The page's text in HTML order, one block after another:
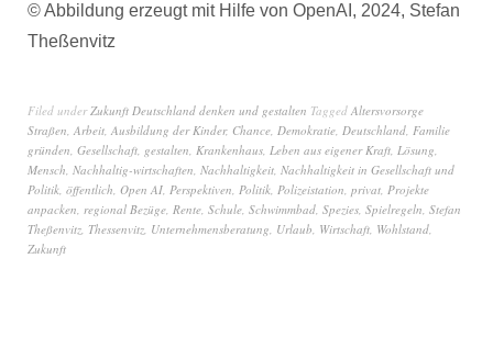
© Abbildung erzeugt mit Hilfe von OpenAI, 2024, Stefan
Theßenvitz
Filed underZukunft Deutschland denken und gestalten Tagged Altersvorsorge
Straßen, Arbeit, Ausbildung der Kinder, Chance, Demokratie, Deutschland, Familie
gründen, Gesellschaft, gestalten, Krankenhaus, Leben aus eigener Kraft, Lösung,
Mensch, Nachhaltig-wirtschaften, Nachhaltigkeit, Nachhaltigkeit in Gesellschaft und
Politik, öffentlich, Open AI, Perspektiven, Politik, Polizeistation, privat, Projekte
anpacken, regional Bezüge, Rente, Schule, Schwimmbad, Spezies, Spielregeln, Stefan
Theßenvitz, Thessenvitz, Unternehmensberatung, Urlaub, Wirtschaft, Wohlstand,
Zukunft